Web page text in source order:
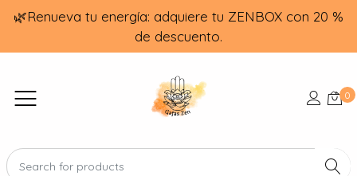
🌿Renueva tu energía: adquiere tu ZENBOX con 20 %
de descuento.
0